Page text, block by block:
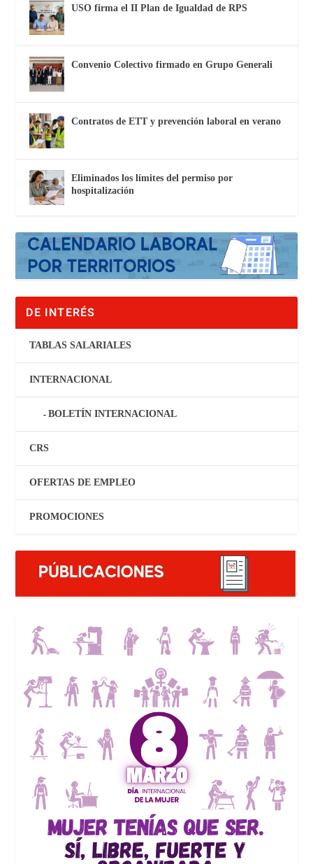
USO firma el II Plan de Igualdad de RPS
Convenio Colectivo firmado en Grupo Generali
Contratos de ETT y prevención laboral en verano
Eliminados los límites del permiso por
hospitalización
DE INTERÉS
TABLAS SALARIALES
INTERNACIONAL
BOLETÍN INTERNACIONAL
CRS
OFERTAS DE EMPLEO
PROMOCIONES